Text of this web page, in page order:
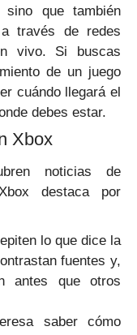
que también
través de redes
vivo. Si buscas
de un juego
cuándo llegará el
debes estar.
Xbox
noticias de
destaca por
lo que dice la
fuentes y,
antes que otros
saber cómo